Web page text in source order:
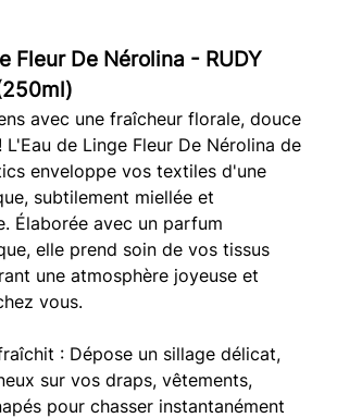
Fleur De Nérolina - RUDY
avec une fraîcheur florale, douce
L'Eau de Linge Fleur De Nérolina de
enveloppe vos textiles d'une
subtilement miellée et
Élaborée avec un parfum
elle prend soin de vos tissus
une atmosphère joyeuse et
vous.
: Dépose un sillage délicat,
sur vos draps, vêtements,
pour chasser instantanément